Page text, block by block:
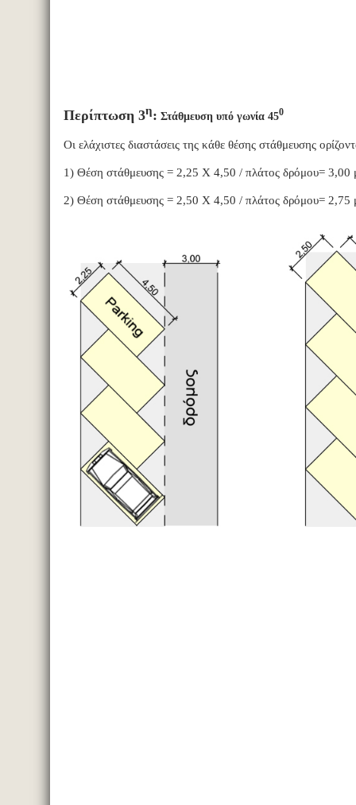
Περίπτωση 3η: Στάθμευση υπό γωνία 450
Οι ελάχιστες διαστάσεις της κάθε θέσης στάθμευσης
1) Θέση στάθμευσης = 2,25 Χ 4,50 / πλάτος δρόμου= 3,00
2) Θέση στάθμευσης = 2,50 Χ 4,50 / πλάτος δρόμου= 2,75